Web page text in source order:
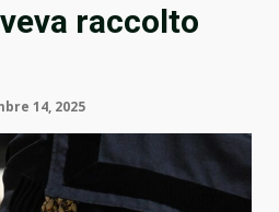
raccolto
14, 2025